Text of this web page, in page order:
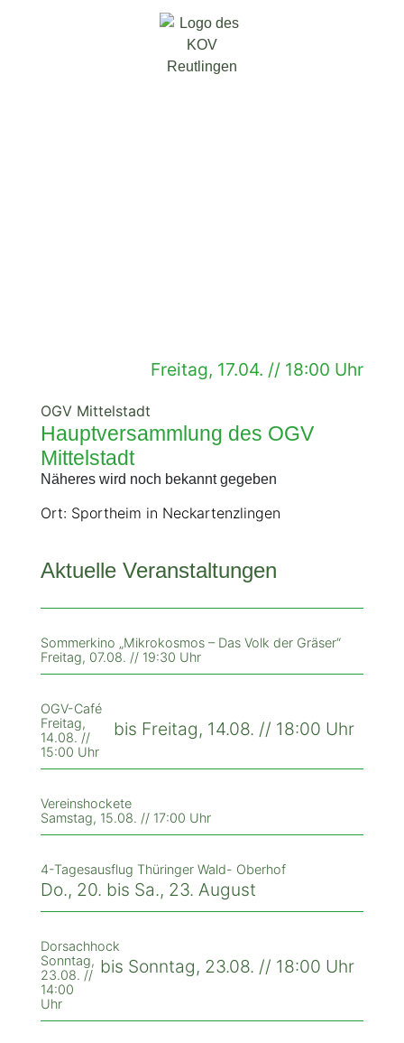
Freitag, 17.04. // 18:00 Uhr
OGV Mittelstadt
Hauptversammlung des OGV
Mittelstadt
Näheres wird noch bekannt gegeben
Ort: Sportheim in Neckartenzlingen
Aktuelle Veranstaltungen
Sommerkino „Mikrokosmos – Das Volk der Gräser“
Freitag, 07.08. // 19:30 Uhr
OGV-Café
Freitag,
14.08. //
15:00 Uhr
bis Freitag, 14.08. // 18:00 Uhr
Vereinshockete
Samstag, 15.08. // 17:00 Uhr
4-Tagesausflug Thüringer Wald- Oberhof
Do., 20. bis Sa., 23. August
Dorsachhock
Sonntag,
23.08. //
14:00
Uhr
bis Sonntag, 23.08. // 18:00 Uhr